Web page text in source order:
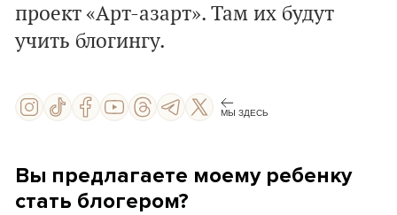
проект «Арт-азарт». Там их будут
учить блогингу.
МЫ ЗДЕСЬ
Вы предлагаете моему ребенку
стать блогером?